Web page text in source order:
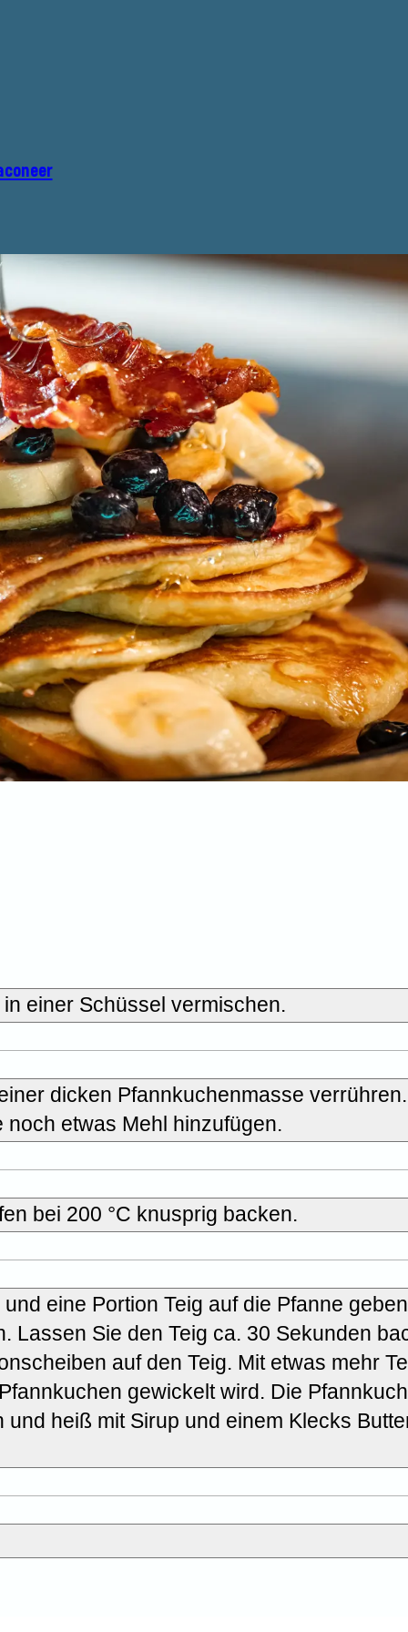
einer Schüssel vermischen.
dicken Pfannkuchenmasse
etwas Mehl hinzufügen.
bei 200 °C knusprig backen.
eine Portion Teig auf die Pfanne
Lassen Sie den Teig ca. 30 Sekunden
auf den Teig. Mit etwas mehr
gewickelt wird. Die
heiß mit Sirup und einem Klecks